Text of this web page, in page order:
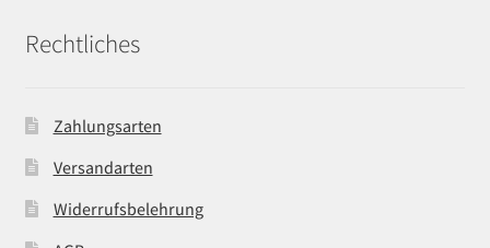
Rechtliches
Zahlungsarten
Versandarten
Widerrufsbelehrung